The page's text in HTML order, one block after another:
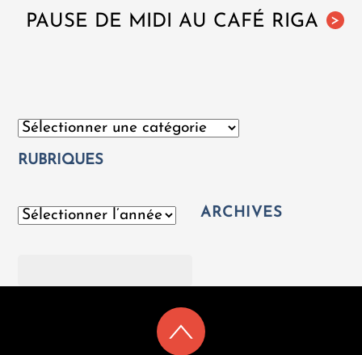
>
PAUSE DE MIDI AU CAFÉ RIGA
Catégories
RUBRIQUES
Archives ARCHIVES